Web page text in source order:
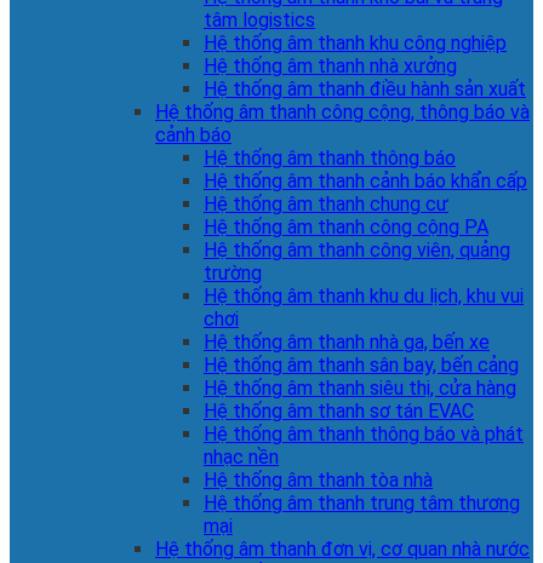
tâm logistics
Hệ thống âm thanh khu công nghiệp
Hệ thống âm thanh nhà xưởng
Hệ thống âm thanh điều hành sản xuất
Hệ thống âm thanh công cộng, thông báo và
cảnh báo
Hệ thống âm thanh thông báo
Hệ thống âm thanh cảnh báo khẩn cấp
Hệ thống âm thanh chung cư
Hệ thống âm thanh công cộng PA
Hệ thống âm thanh công viên, quảng
trường
Hệ thống âm thanh khu du lịch, khu vui
chơi
Hệ thống âm thanh nhà ga, bến xe
Hệ thống âm thanh sân bay, bến cảng
Hệ thống âm thanh siêu thị, cửa hàng
Hệ thống âm thanh sơ tán EVAC
Hệ thống âm thanh thông báo và phát
nhạc nền
Hệ thống âm thanh tòa nhà
Hệ thống âm thanh trung tâm thương
mại
Hệ thống âm thanh đơn vị, cơ quan nhà nước